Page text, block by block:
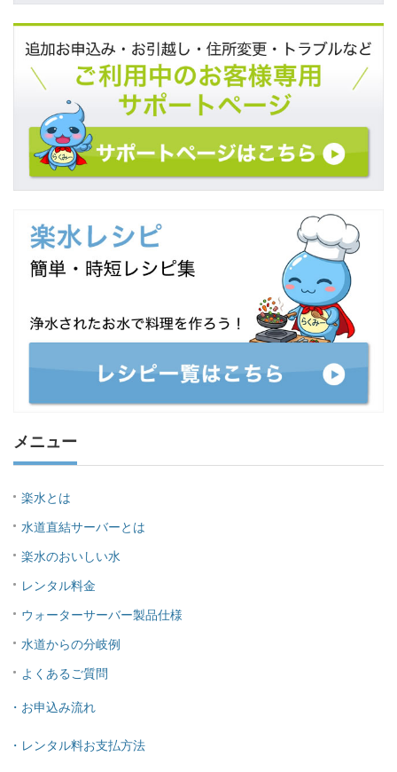
メニュー
楽水とは
水道直結サーバーとは
楽水のおいしい水
レンタル料金
ウォーターサーバー製品仕様
水道からの分岐例
よくあるご質問
・お申込み流れ
・レンタル料お支払方法